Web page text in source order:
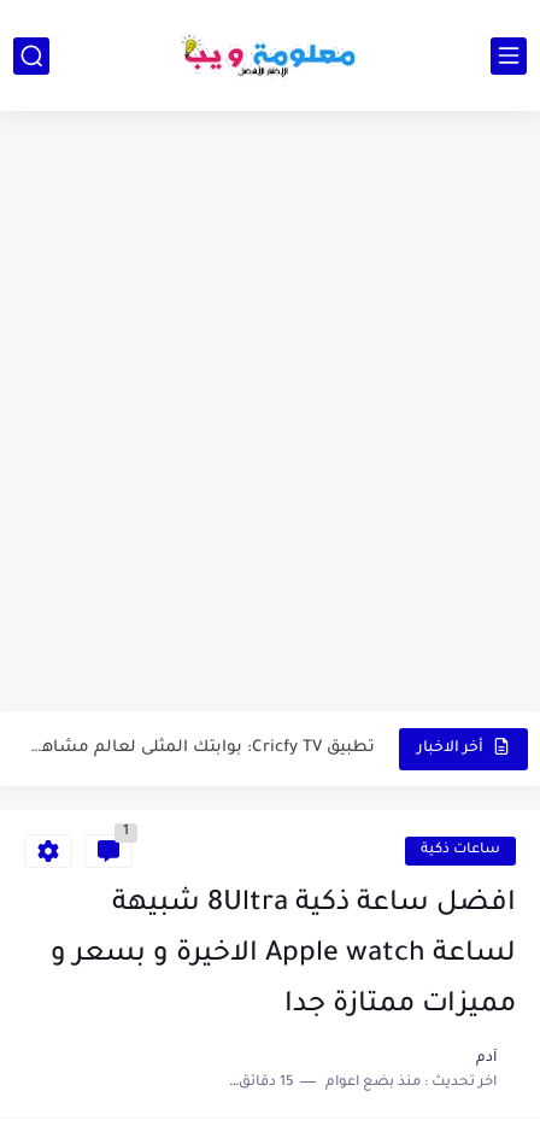
أخر الاخبار
ساعات ذكية
1
افضل ساعة ذكية 8Ultra شبيهة
لساعة Apple watch الاخيرة و بسعر و
مميزات ممتازة جدا
آدم
اخر تحديث :منذ بضع اعوام 15 دقائق للقراءة